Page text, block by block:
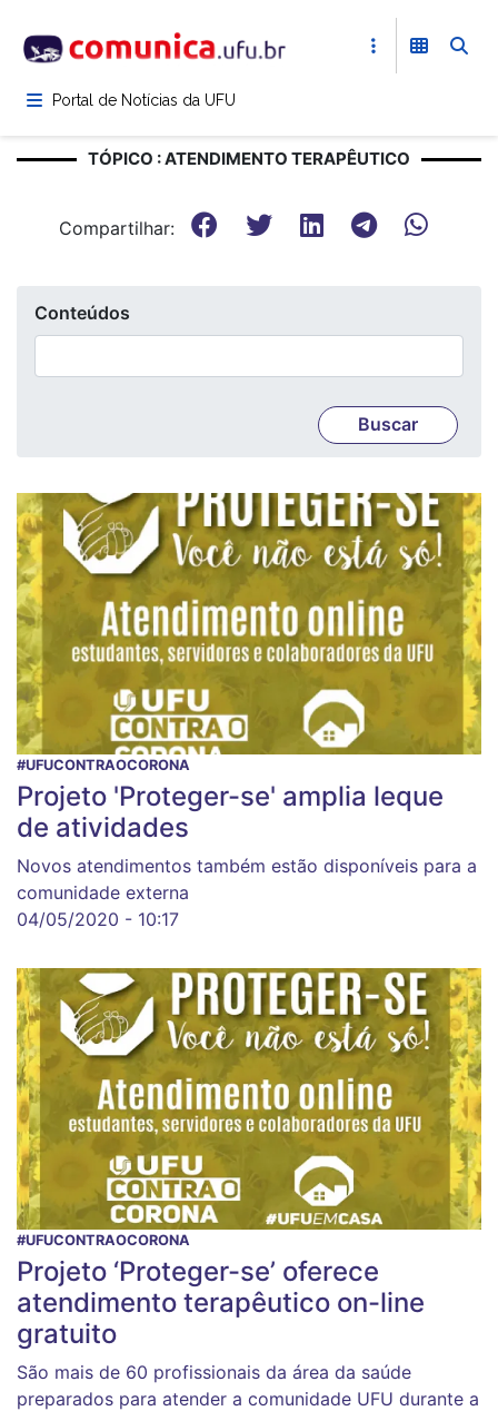
para
conteúdoPortal de Notícias da UFU
TÓPICO : ATENDIMENTO TERAPÊUTICO
Compartilhar:
Conteúdos
#UFUCONTRAOCORONA
Projeto 'Proteger-se' amplia leque
de atividades
Novos atendimentos também estão disponíveis para a
comunidade externa
04/05/2020 - 10:17
#UFUCONTRAOCORONA
Projeto ‘Proteger-se’ oferece
atendimento terapêutico on-line
gratuito
São mais de 60 profissionais da área da saúde
preparados para atender a comunidade UFU durante a